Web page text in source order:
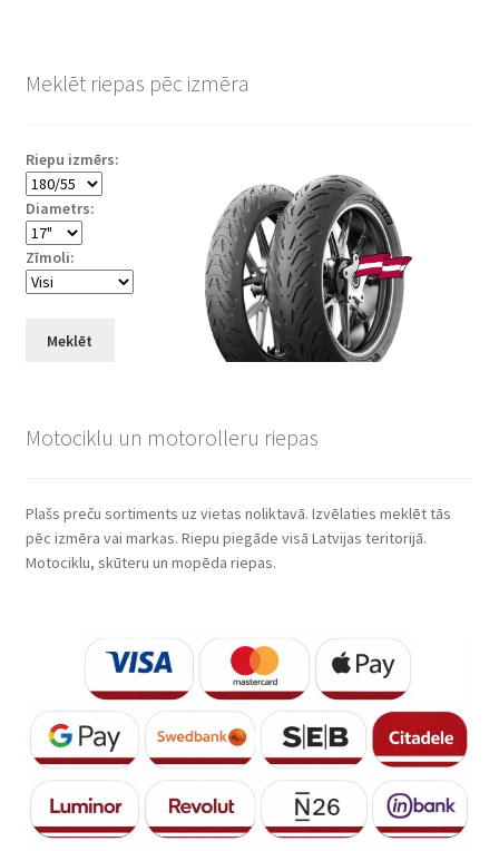
Meklēt riepas pēc izmēra
Riepu izmērs:
Diametrs:
Zīmoli:
Meklēt
Motociklu un motorolleru riepas
Plašs preču sortiments uz vietas noliktavā. Izvēlaties meklēt tās
pēc izmēra vai markas. Riepu piegāde visā Latvijas teritorijā.
Motociklu, skūteru un mopēda riepas.